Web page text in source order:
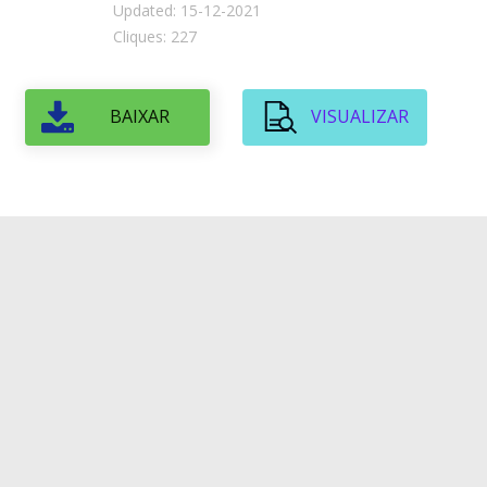
Updated: 15-12-2021
Cliques: 227
BAIXAR VISUALIZAR